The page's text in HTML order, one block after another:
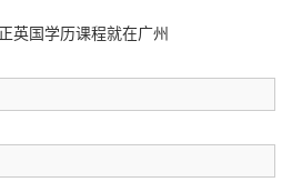
英国学历课程就在广州